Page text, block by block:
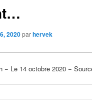
2020parhervek
− Le 14 octobre 2020 −